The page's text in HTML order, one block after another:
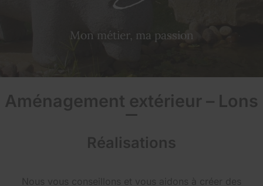
Mon métier, ma passion
Aménagement extérieur – Lons
Réalisations
Nous vous conseillons et vous aidons à créer des